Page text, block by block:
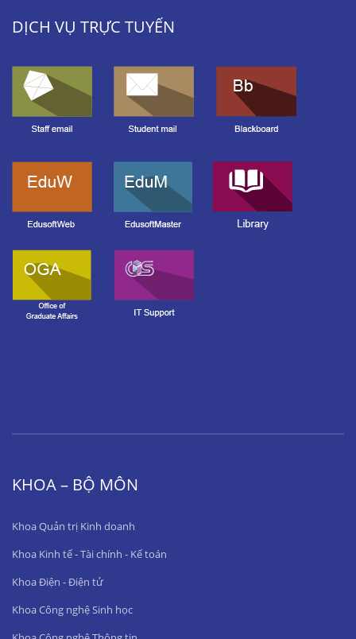
DỊCH VỤ TRỰC TUYẾN
KHOA – BỘ MÔN
Khoa Quản trị Kinh doanh
Khoa Kinh tế - Tài chính - Kế toán
Khoa Điện - Điện tử
Khoa Công nghệ Sinh học